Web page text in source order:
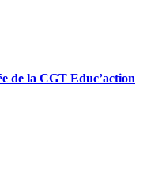
de la CGT Educ’action